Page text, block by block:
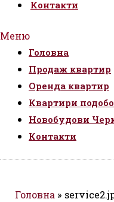
Контакти
Меню
Головна
Продаж квартир
Оренда квартир
Квартири
Новобудови
Контакти
Головна